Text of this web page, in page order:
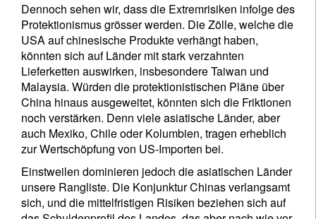
Dennoch sehen wir, dass die Extremrisiken infolge des
Protektionismus grösser werden. Die Zölle, welche die
USA auf chinesische Produkte verhängt haben,
könnten sich auf Länder mit stark verzahnten
Lieferketten auswirken, insbesondere Taiwan und
Malaysia. Würden die protektionistischen Pläne über
China hinaus ausgeweitet, könnten sich die Friktionen
noch verstärken. Denn viele asiatische Länder, aber
auch Mexiko, Chile oder Kolumbien, tragen erheblich
zur Wertschöpfung von US-Importen bei.
Einstweilen dominieren jedoch die asiatischen Länder
unsere Rangliste. Die Konjunktur Chinas verlangsamt
sich, und die mittelfristigen Risiken beziehen sich auf
Title First Name
Last Name
Country of residence
I'm not an US citizen*